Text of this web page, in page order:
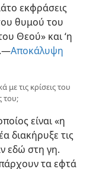
εκφράσεις
θυμού του
Θεού» και ‘η
Αποκάλυψη
με τις κρίσεις του
του;
είναι «η
διακήρυξε τις
εδώ στη γη.
τα εφτά